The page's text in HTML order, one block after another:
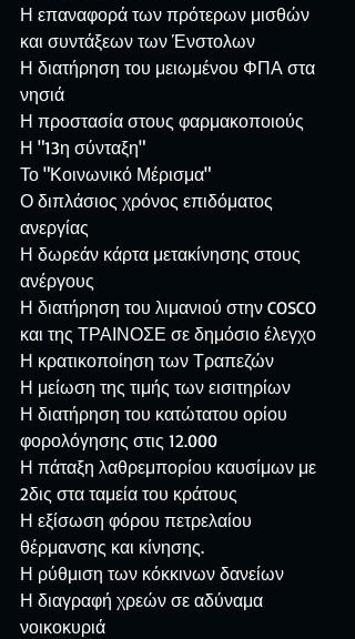
Η επαναφορά των πρότερων μισθών
και συντάξεων των Ένστολων
Η διατήρηση του μειωμένου ΦΠΑ στα
νησιά
Η προστασία στους φαρμακοποιούς
Η "13η σύνταξη"
Το "Κοινωνικό Μέρισμα"
Ο διπλάσιος χρόνος επιδόματος
ανεργίας
Η δωρεάν κάρτα μετακίνησης στους
ανέργους
Η διατήρηση του λιμανιού στην COSCO
και της ΤΡΑΙΝΟΣΕ σε δημόσιο έλεγχο
Η κρατικοποίηση των Τραπεζών
Η μείωση της τιμής των εισιτηρίων
Η διατήρηση του κατώτατου ορίου
φορολόγησης στις 12.000
Η πάταξη λαθρεμπορίου καυσίμων με
2δις στα ταμεία του κράτους
Η εξίσωση φόρου πετρελαίου
θέρμανσης και κίνησης.
Η ρύθμιση των κόκκινων δανείων
Η διαγραφή χρεών σε αδύναμα
νοικοκυριά